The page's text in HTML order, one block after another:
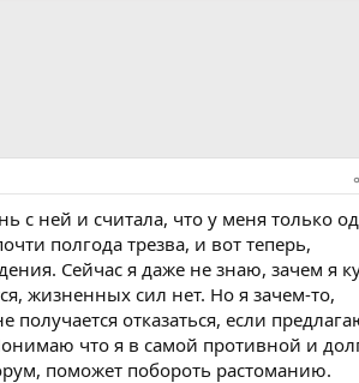
с ней и считала, что у меня только
полгода трезва, и вот теперь,
Сейчас я даже не знаю, зачем я
жизненных сил нет. Но я зачем-то,
отказаться, если
что я в самой противной и
поможет побороть растоманию.